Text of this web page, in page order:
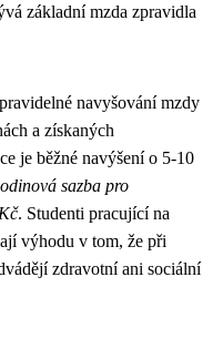
základní mzda zpravidla
navyšování mzdy
a získaných
je běžné navýšení o 5-10
sazba pro
. Studenti pracující na
výhodu v tom, že při
zdravotní ani sociální